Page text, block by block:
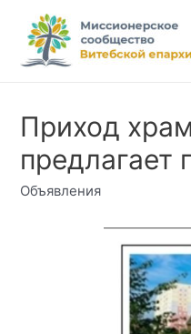
Перейти
содержимому
Приход
предлагает
Объявления